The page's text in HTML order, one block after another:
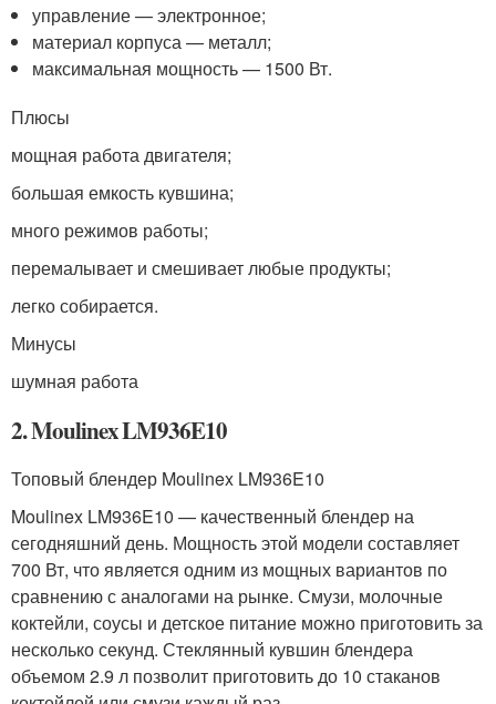
управление — электронное;
материал корпуса — металл;
максимальная мощность — 1500 Вт.
Плюсы
мощная работа двигателя;
большая емкость кувшина;
много режимов работы;
перемалывает и смешивает любые продукты;
легко собирается.
Минусы
шумная работа
2. Moulinex LM936E10
Топовый блендер Moulinex LM936E10
Moulinex LM936E10 — качественный блендер на
сегодняшний день. Мощность этой модели составляет
700 Вт, что является одним из мощных вариантов по
сравнению с аналогами на рынке. Смузи, молочные
коктейли, соусы и детское питание можно приготовить за
несколько секунд. Стеклянный кувшин блендера
объемом 2.9 л позволит приготовить до 10 стаканов